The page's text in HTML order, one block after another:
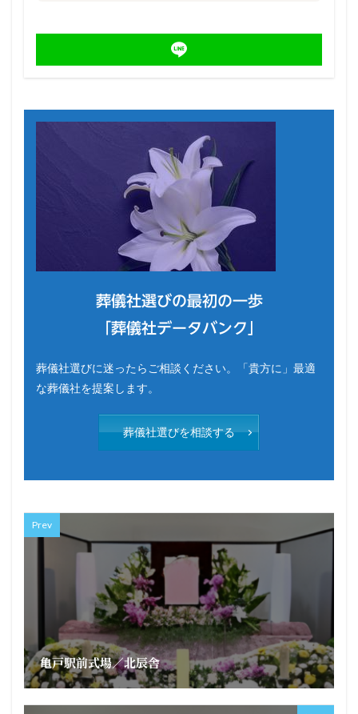
葬儀社選びの最初の一歩
「葬儀社データバンク」
葬儀社選びに迷ったらご相談ください。「貴方に」最適
な葬儀社を提案します。
葬儀社選びを相談する
Prev
亀戸駅前式場／北辰舎